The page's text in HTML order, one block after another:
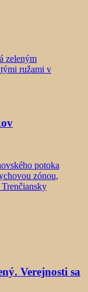
Verejnosti sa